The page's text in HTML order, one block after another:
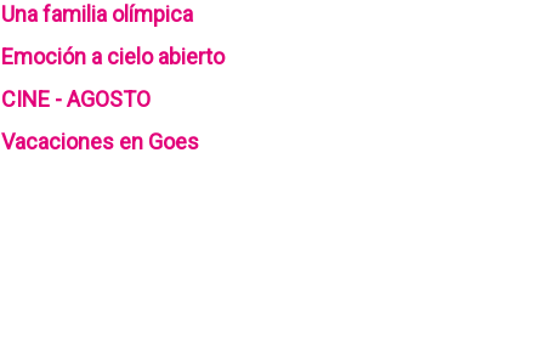
Una familia olímpica
Emoción a cielo abierto
CINE - AGOSTO
Vacaciones en Goes